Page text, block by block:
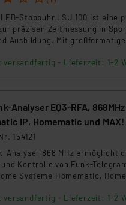
EU. Dies bedeutet, dass
etwa das Risiko, dass
dass hiergegen
auf die
Datenübermittlung,
LED‑Stoppuhr LSU 100 ist eine
präzisen Zeitmessung in
Ausbildung. Mit
Start‑ und Stopp Eingängen
versandfertig - Lieferzeit: 1-2
Analyser EQ3-RFA,
IP, Homematic und MAX!
154121
Analyser 868 MHz ermöglicht
und Kontrolle von Funk-
Systeme Homematic,
versandfertig - Lieferzeit: 1-2